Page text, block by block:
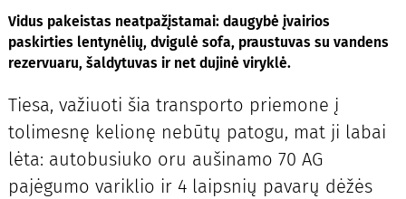
Vidus pakeistas neatpažįstamai: daugybė įvairios
paskirties lentynėlių, dvigulė sofa, praustuvas su vandens
rezervuaru, šaldytuvas ir net dujinė viryklė.
Tiesa, važiuoti šia transporto priemone į
tolimesnę kelionę nebūtų patogu, mat ji labai
lėta: autobusiuko oru aušinamo 70 AG
pajėgumo variklio ir 4 laipsnių pavarų dėžės